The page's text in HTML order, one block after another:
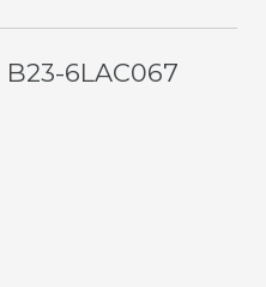
B23-6LAC067